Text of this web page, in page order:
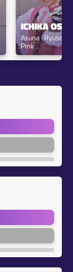
ICHIKA
Asuna · Ryusoul
Pink